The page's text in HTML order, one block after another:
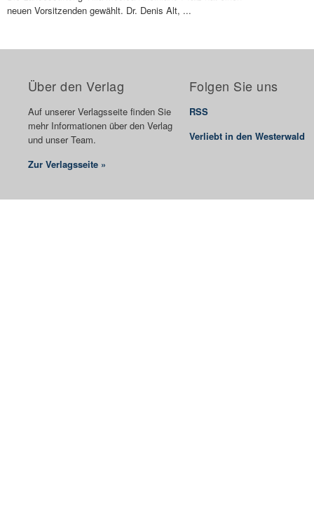
neuen Vorsitzenden gewählt. Dr. Denis Alt, ...
Über den Verlag
Auf unserer Verlagsseite finden Sie
mehr Informationen über den Verlag
und unser Team.
Zur Verlagsseite »
Folgen Sie uns
RSS
Verliebt in den Westerwald